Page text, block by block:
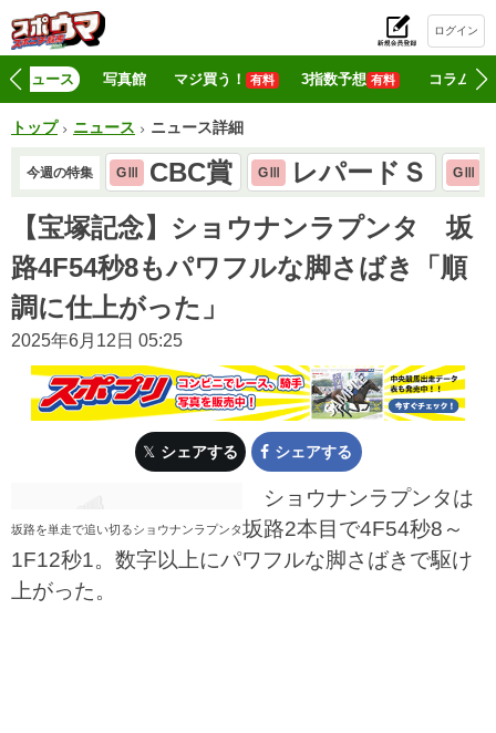
ログイン
ニュース 写真館 マジ買う！ 有料 3指数予想 有料 コラム
トップ ニュース ニュース詳細
今週の特集 GⅢ CBC賞 GⅢ レパードＳ GⅢ
【宝塚記念】ショウナンラプンタ 坂
路4F54秒8もパワフルな脚さばき「順
調に仕上がった」
2025年6月12日 05:25
シェアする シェアする
坂路を単走で追い切るショウナンラプンタ
ショウナンラプンタは
坂路2本目で4F54秒8～
1F12秒1。数字以上にパワフルな脚さばきで駆け
上がった。